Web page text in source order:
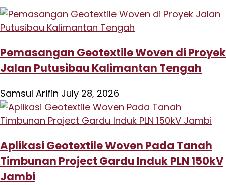
Pemasangan Geotextile Woven di Proyek
Jalan Putusibau Kalimantan Tengah
Samsul Arifin July 28, 2026
Aplikasi Geotextile Woven Pada Tanah
Timbunan Project Gardu Induk PLN 150kV
Jambi